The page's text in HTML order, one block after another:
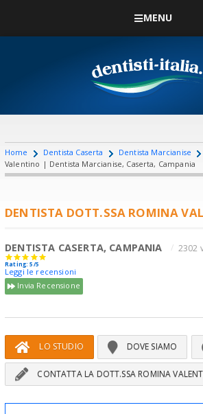
MENU
Home Dentista Caserta Dentista Marcianise
Valentino | Dentista Marcianise, Caserta, Campania
DENTISTA DOTT.SSA ROMINA
DENTISTA CASERTA, CAMPANIA 2302
Rating: 5/5
Leggi le recensioni
Invia Recensione
LO STUDIO DOVE SIAMO
CONTATTA LA DOTT.SSA ROMINA